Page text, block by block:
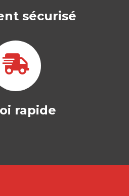
sécurisé
rapide